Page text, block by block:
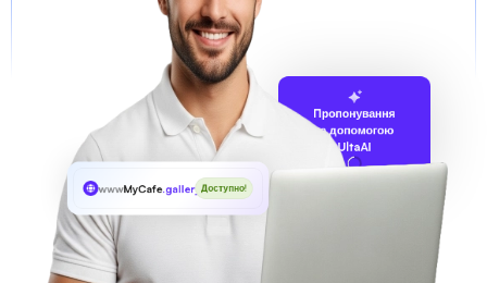
Пропонування
за допомогою
UltaAI
wwwMyCafe.gallery Доступно!